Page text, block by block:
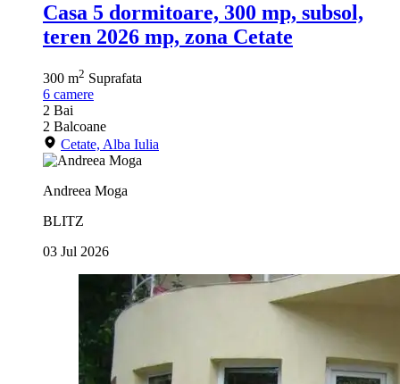
Casa 5 dormitoare, 300 mp, subsol,
teren 2026 mp, zona Cetate
300 m2 Suprafata
6 camere
2 Bai
2 Balcoane
Cetate, Alba Iulia
Andreea Moga
BLITZ
03 Jul 2026